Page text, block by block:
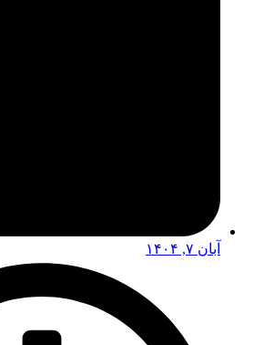
آبان ۷, ۱۴۰۴